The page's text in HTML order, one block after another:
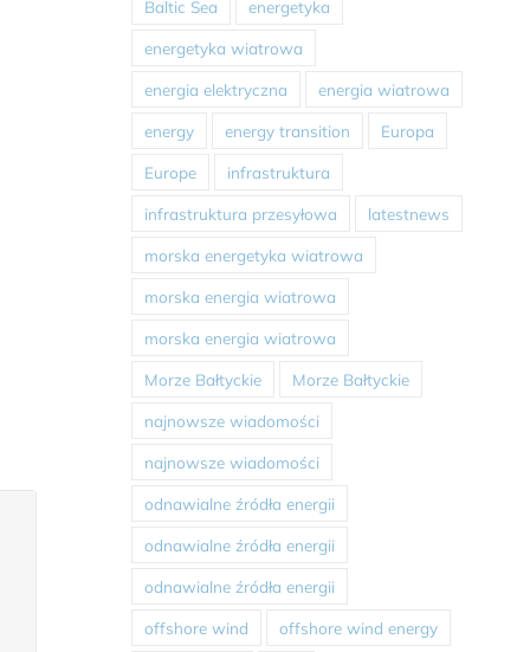
Baltic Sea energetyka
energetyka wiatrowa
energia elektryczna energia wiatrowa
energy energy transition Europa
Europe infrastruktura
infrastruktura przesyłowa latestnews
morska energetyka wiatrowa
morska energia wiatrowa
morska energia wiatrowa
Morze Bałtyckie Morze Bałtyckie
najnowsze wiadomości
najnowsze wiadomości
odnawialne źródła energii
odnawialne źródła energii
odnawialne źródła energii
offshore wind offshore wind energy